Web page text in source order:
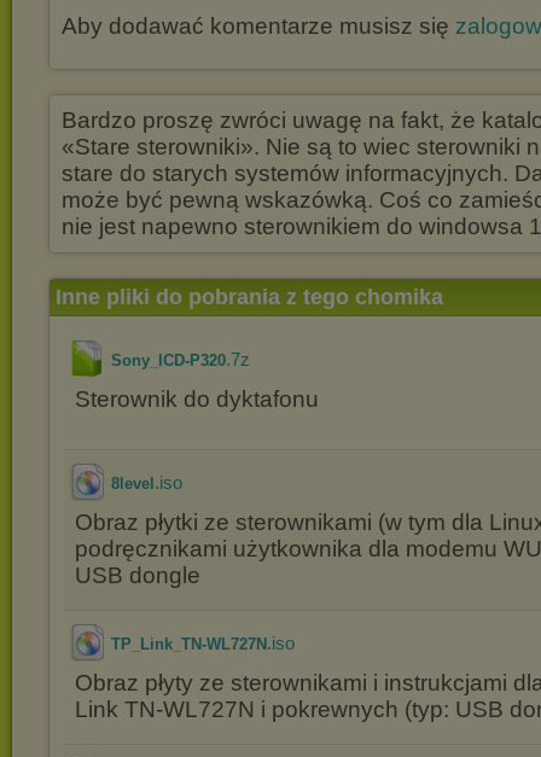
Aby dodawać komentarze musisz się
Bardzo proszę zwróci uwagę na fakt, że
«Stare sterowniki». Nie są to wiec sterowniki
stare do starych systemów informacyjnych.
może być pewną wskazówką. Coś co
nie jest napewno sterownikiem do windowsa
Inne pliki do pobrania z tego chomika
Sony_ICD-P320.7z
Sterownik do dyktafonu
8level .iso
Obraz płytki ze sterownikami (w tym dla
podręcznikami użytkownika dla modemu
USB dongle
TP_Link_TN-WL727N .iso
Obraz płyty ze sterownikami i instrukcjami
Link TN-WL727N i pokrewnych (typ: USB